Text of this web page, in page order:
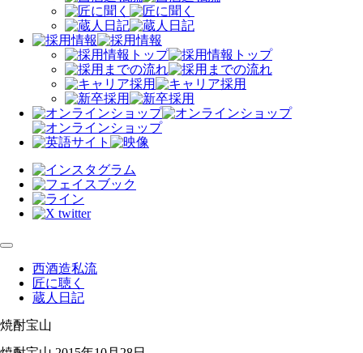
西酒造私流
匠に聴く
蔵人日記
焼酎宝山